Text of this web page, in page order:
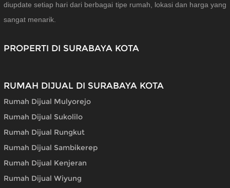
diupdate setiap hari dari berbagai tipe rumah, lokasi dan harga yang
sangat menarik.
PROPERTI DI SURABAYA KOTA
RUMAH DIJUAL DI SURABAYA KOTA
Rumah Dijual Mulyorejo
Rumah Dijual Sukolilo
Rumah Dijual Rungkut
Rumah Dijual Sambikerep
Rumah Dijual Kenjeran
Rumah Dijual Wiyung